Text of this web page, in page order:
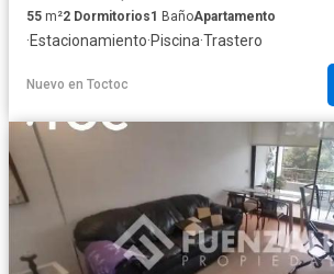
55 m²2 Dormitorios1 BañoApartamento
·Estacionamiento·Piscina·Trastero
Nuevo en Toctoc